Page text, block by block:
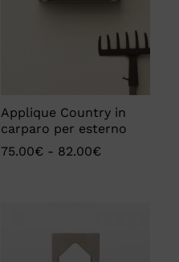
Applique Country in
carparo per esterno
75.00€ - 82.00€